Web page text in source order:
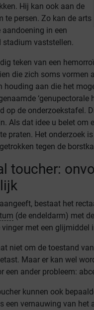
Hij kan ook aan de
te persen. Zo kan de arts
in een
stadium vaststellen.
teken van een
die zich soms
houding aan die het
‘genupectorale
op de onderzoekstafel.
Als dat idee u belet om
praten. Het onderzoek
tegen de
toucher:
bestaat het
(de endeldarm) met
met een glijmiddel
niet om de toestand
Maar er kan wel
een ander probleem:
kunnen ook
een vernauwing van